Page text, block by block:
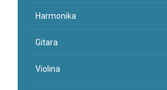
Harmonika
Gitara
Violina